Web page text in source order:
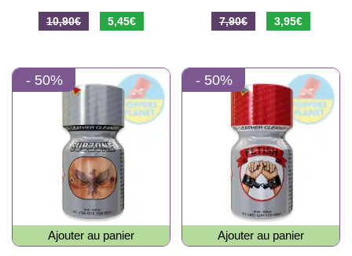
10,90€
Le
était :
10,90€.
5,45€
est :
5,45€.
7,90€
Le
était :
7,90€.
3,95€
est :
3,95€.
- 50%
Ajouter au panier
- 50%
Ajouter au panier